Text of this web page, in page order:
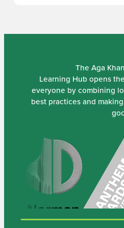
The Aga
Learning Hub opens
everyone by combining
best practices and